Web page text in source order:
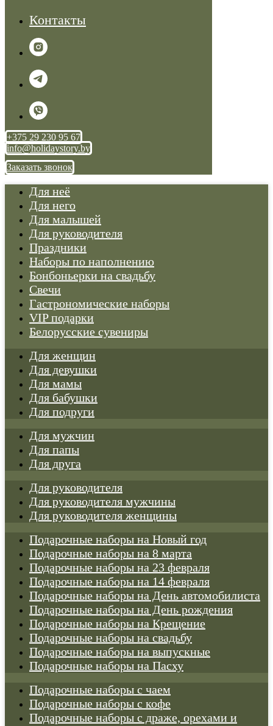
Контакты
+375 29 230 95 67
info@holidaystory.by
Заказать звонок
Для неё
Для него
Для малышей
Для руководителя
Праздники
Наборы по наполнению
Бонбоньерки на свадьбу
Свечи
Гастрономические наборы
VIP подарки
Белорусские сувениры
Для женщин
Для девушки
Для мамы
Для бабушки
Для подруги
Для мужчин
Для папы
Для друга
Для руководителя
Для руководителя мужчины
Для руководителя женщины
Подарочные наборы на Новый год
Подарочные наборы на 8 марта
Подарочные наборы на 23 февраля
Подарочные наборы на 14 февраля
Подарочные наборы на День автомобилиста
Подарочные наборы на День рождения
Подарочные наборы на Крещение
Подарочные наборы на свадьбу
Подарочные наборы на выпускные
Подарочные наборы на Пасху
Подарочные наборы с чаем
Подарочные наборы с кофе
Подарочные наборы с драже, орехами и